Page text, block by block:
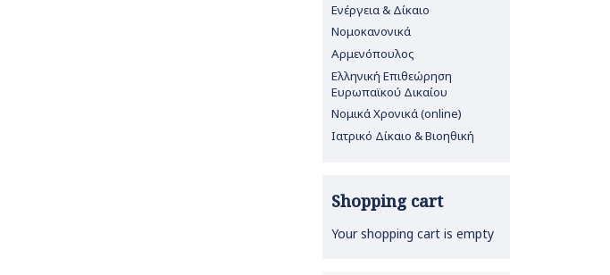
Ενέργεια & Δίκαιο
Νομοκανονικά
Αρμενόπουλος
Ελληνική Επιθεώρηση
Ευρωπαϊκού Δικαίου
Νομικά Χρονικά (online)
Ιατρικό Δίκαιο & Βιοηθική
Shopping cart
Your shopping cart is empty